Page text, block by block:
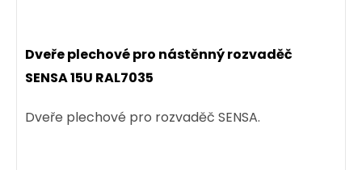
Dveře plechové pro nástěnný rozvaděč
SENSA 15U RAL7035
Dveře plechové pro rozvaděč SENSA.